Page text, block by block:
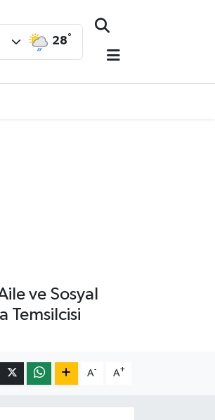
28°
ve Sosyal
Temsilcisi
A- A+